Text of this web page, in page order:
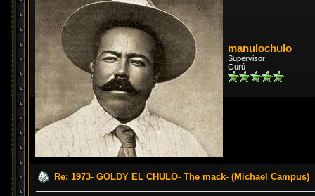
manulochulo
Supervisor
Gurú
Re: 1973- GOLDY EL CHULO- The mack- (Michael Campus)